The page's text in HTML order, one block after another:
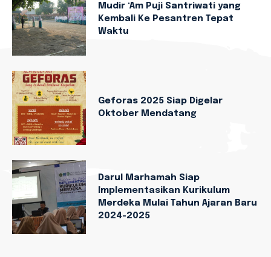
Mudir ‘Am Puji Santriwati yang
Kembali Ke Pesantren Tepat
Waktu
Geforas 2025 Siap Digelar
Oktober Mendatang
Darul Marhamah Siap
Implementasikan Kurikulum
Merdeka Mulai Tahun Ajaran Baru
2024-2025